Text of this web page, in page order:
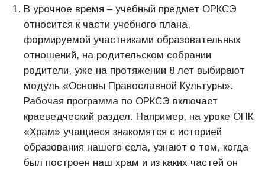
В урочное время – учебный предмет ОРКСЭ
относится к части учебного плана,
формируемой участниками образовательных
отношений, на родительском собрании
родители, уже на протяжении 8 лет выбирают
модуль «Основы Православной Культуры».
Рабочая программа по ОРКСЭ включает
краеведческий раздел. Например, на уроке ОПК
«Храм» учащиеся знакомятся с историей
образования нашего села, узнают о том, когда
был построен наш храм и из каких частей он